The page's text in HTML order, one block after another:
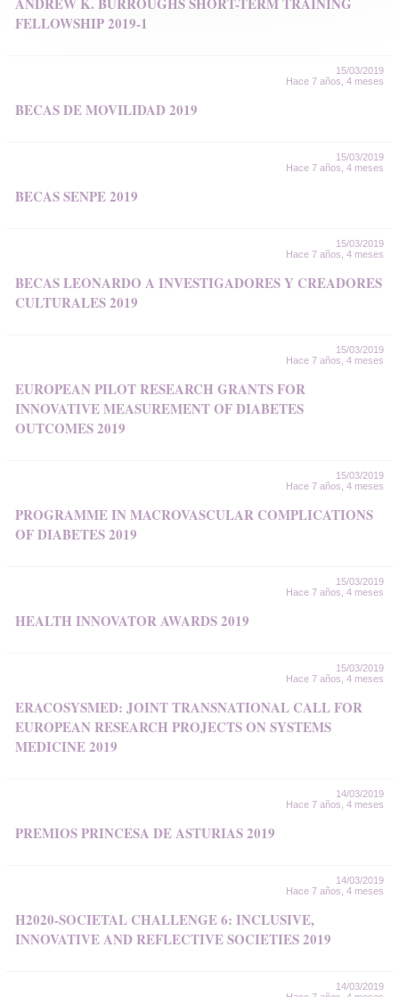
FELLOWSHIP 2019-1
15/03/2019
Hace 7 años, 4 meses
BECAS DE MOVILIDAD 2019
15/03/2019
Hace 7 años, 4 meses
BECAS SENPE 2019
15/03/2019
Hace 7 años, 4 meses
BECAS LEONARDO A INVESTIGADORES Y CREADORES
CULTURALES 2019
15/03/2019
Hace 7 años, 4 meses
EUROPEAN PILOT RESEARCH GRANTS FOR
INNOVATIVE MEASUREMENT OF DIABETES
OUTCOMES 2019
15/03/2019
Hace 7 años, 4 meses
PROGRAMME IN MACROVASCULAR COMPLICATIONS
OF DIABETES 2019
15/03/2019
Hace 7 años, 4 meses
HEALTH INNOVATOR AWARDS 2019
15/03/2019
Hace 7 años, 4 meses
ERACOSYSMED: JOINT TRANSNATIONAL CALL FOR
EUROPEAN RESEARCH PROJECTS ON SYSTEMS
MEDICINE 2019
14/03/2019
Hace 7 años, 4 meses
PREMIOS PRINCESA DE ASTURIAS 2019
14/03/2019
Hace 7 años, 4 meses
H2020-SOCIETAL CHALLENGE 6: INCLUSIVE,
INNOVATIVE AND REFLECTIVE SOCIETIES 2019
14/03/2019